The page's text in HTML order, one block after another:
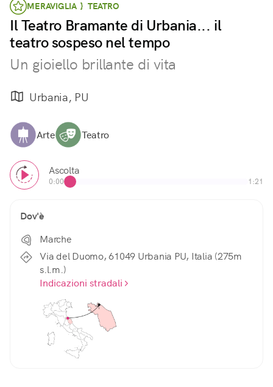
MERAVIGLIA } TEATRO
Il Teatro Bramante di Urbania... il
teatro sospeso nel tempo
Un gioiello brillante di vita
Urbania, PU
Arte Teatro
Ascolta
0:00 1:21
Dov'è
Marche
Via del Duomo, 61049 Urbania PU, Italia (275m
s.l.m.)
Indicazioni stradali